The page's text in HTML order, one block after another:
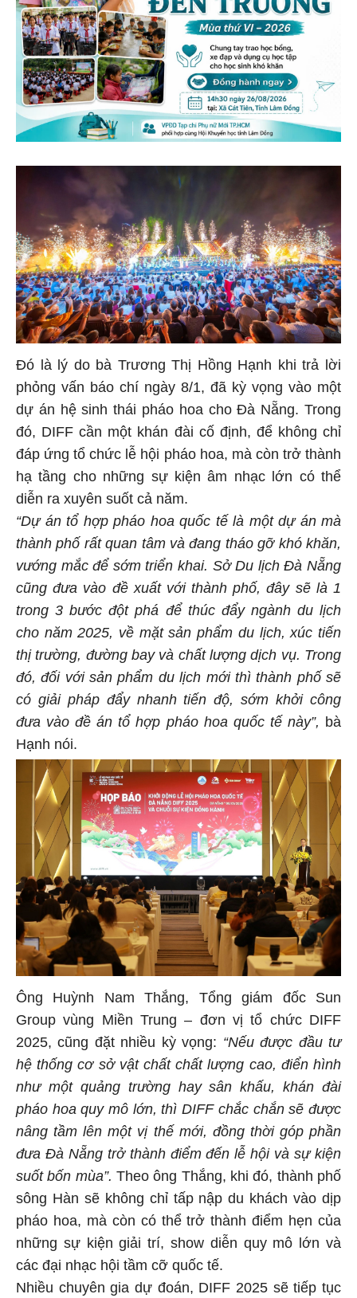
Đó là lý do bà Trương Thị Hồng Hạnh khi trả lời
phỏng vấn báo chí ngày 8/1, đã kỳ vọng vào một
dự án hệ sinh thái pháo hoa cho Đà Nẵng. Trong
đó, DIFF cần một khán đài cố định, để không chỉ
đáp ứng tổ chức lễ hội pháo hoa, mà còn trở thành
hạ tầng cho những sự kiện âm nhạc lớn có thể
diễn ra xuyên suốt cả năm.
“Dự án tổ hợp pháo hoa quốc tế là một dự án mà
thành phố rất quan tâm và đang tháo gỡ khó khăn,
vướng mắc để sớm triển khai. Sở Du lịch Đà Nẵng
cũng đưa vào đề xuất với thành phố, đây sẽ là 1
trong 3 bước đột phá để thúc đẩy ngành du lịch
cho năm 2025, về mặt sản phẩm du lịch, xúc tiến
thị trường, đường bay và chất lượng dịch vụ. Trong
đó, đối với sản phẩm du lịch mới thì thành phố sẽ
có giải pháp đẩy nhanh tiến độ, sớm khởi công
đưa vào đề án tổ hợp pháo hoa quốc tế này”, bà
Hạnh nói.
Ông Huỳnh Nam Thắng, Tổng giám đốc Sun
Group vùng Miền Trung – đơn vị tổ chức DIFF
2025, cũng đặt nhiều kỳ vọng: “Nếu được đầu tư
hệ thống cơ sở vật chất chất lượng cao, điển hình
như một quảng trường hay sân khấu, khán đài
pháo hoa quy mô lớn, thì DIFF chắc chắn sẽ được
nâng tầm lên một vị thế mới, đồng thời góp phần
đưa Đà Nẵng trở thành điểm đến lễ hội và sự kiện
suốt bốn mùa”. Theo ông Thắng, khi đó, thành phố
sông Hàn sẽ không chỉ tấp nập du khách vào dịp
pháo hoa, mà còn có thể trở thành điểm hẹn của
những sự kiện giải trí, show diễn quy mô lớn và
các đại nhạc hội tầm cỡ quốc tế.
Nhiều chuyên gia dự đoán, DIFF 2025 sẽ tiếp tục